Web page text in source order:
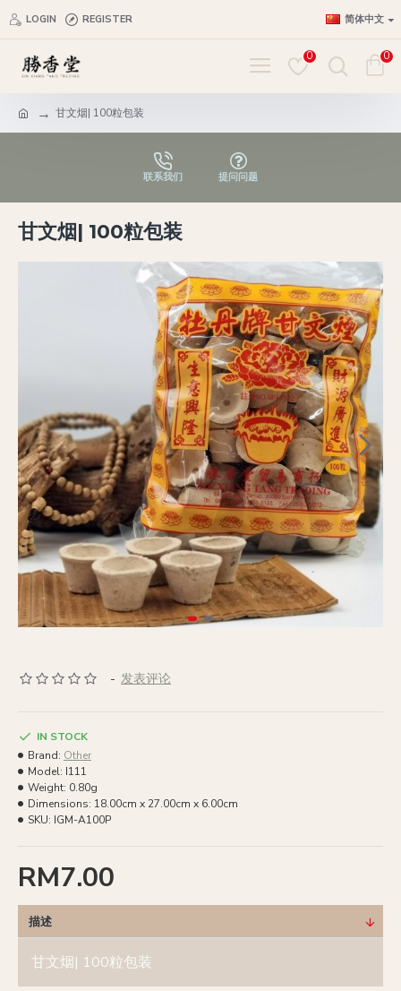
LOGIN REGISTER 简体中文
0 0
甘文烟| 100粒包装
联系我们 提问问题
甘文烟| 100粒包装
- 发表评论
RM7.00
IN STOCK
Brand: Other
Model: I111
Weight: 0.80g
Dimensions: 18.00cm x 27.00cm x 6.00cm
SKU: IGM-A100P
描述
甘文烟| 100粒包装